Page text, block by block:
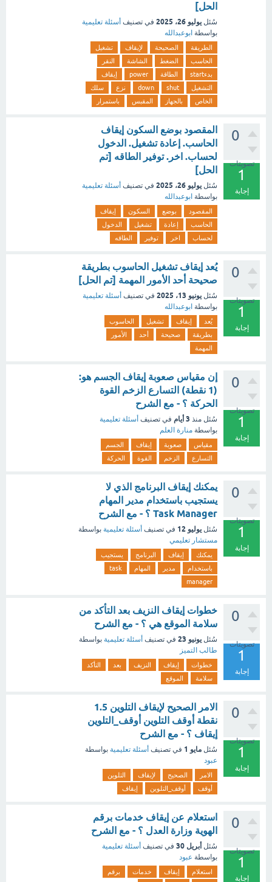
الحل]
سُئل يوليو 26، 2025 في تصنيف أسئلة تعليمية
بواسطة ابوعبدالله
الطريقة الصحيحة لإيقاف
تشغيل
الحاسب
الضغط الشاشة
النقر
بدءstart
الطاقة power
إيقاف
التشغيل
shut
down نزع
سلك
الخاص
بالجهاز المقبس باستمرار
0
تصويتات
1
إجابة
المقصود بوضع السكون إيقاف
الحاسب. إعادة تشغيل. الدخول
لحساب. اخر. توفير الطاقه [تم
الحل]
سُئل يوليو 26، 2025 في تصنيف أسئلة تعليمية
بواسطة ابوعبدالله
المقصود بوضع السكون
إيقاف
الحاسب
إعادة تشغيل
الدخول
لحساب
اخر توفير الطاقه
0
تصويتات
1
إجابة
يُعد إيقاف تشغيل الحاسوب بطريقة
صحيحة أحد الأمور المهمة [تم الحل]
سُئل يونيو 13، 2025 في تصنيف أسئلة تعليمية
بواسطة ابوعبدالله
يُعد إيقاف تشغيل
الحاسوب
بطريقة
صحيحة أحد
الأمور
المهمة
0
تصويتات
1
إجابة
إن مقياس صعوبة إيقاف الجسم هو:
(1 نقطة) التسارع الزخم القوة
الحركة ؟ - مع الشرح
سُئل منذ 3 أيام في تصنيف أسئلة تعليمية
بواسطة منارة العلم
مقياس صعوبة إيقاف
الجسم
التسارع
الزخم القوة الحركة
0
تصويتات
1
إجابة
يمكنك إيقاف البرنامج الذي لا
يستجيب باستخدام مدير المهام
Task Manager ؟ - مع الشرح
سُئل يوليو 12 في تصنيف أسئلة تعليمية بواسطة
مستشار تعليمي
يمكنك إيقاف البرنامج
يستجيب
باستخدام
مدير المهام
task
manager
0
تصويتات
1
إجابة
خطوات إيقاف النزيف بعد التأكد من
سلامة الموقع هي ؟ - مع الشرح
سُئل يونيو 23 في تصنيف أسئلة تعليمية بواسطة
طالب التميز
خطوات إيقاف النزيف بعد
التأكد
سلامة
الموقع
0
تصويتات
1
إجابة
الامر الصحيح لإيقاف التلوين 1.5
نقطة أوقف التلوين أوقف_التلوين
إيقاف ؟ - مع الشرح
سُئل مايو 1 في تصنيف أسئلة تعليمية بواسطة
عبود
الامر الصحيح لإيقاف
التلوين
أوقف
أوقف_التلوين إيقاف
0
تصويتات
1
إجابة
استعلام عن إيقاف خدمات برقم
الهوية وزارة العدل ؟ - مع الشرح
سُئل أبريل 30 في تصنيف أسئلة تعليمية
بواسطة عبود
استعلام إيقاف خدمات
برقم